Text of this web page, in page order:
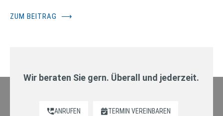
ZUM BEITRAG ⟶
Wir beraten Sie gern. Überall und jederzeit.
ANRUFEN TERMIN VEREINBAREN